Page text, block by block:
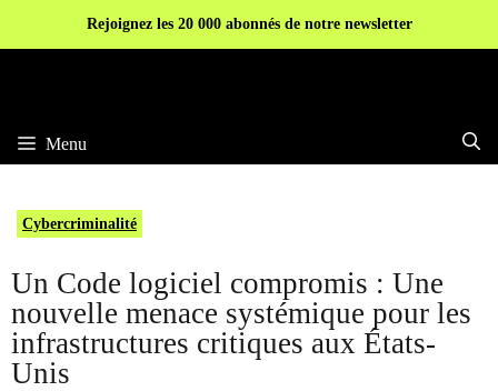
Rejoignez les 20 000 abonnés de notre newsletter
Menu
Cybercriminalité
Un Code logiciel compromis : Une
nouvelle menace systémique pour les
infrastructures critiques aux États-
Unis